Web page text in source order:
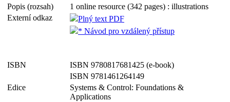
Popis (rozsah)
1 online resource (342 pages) : illustrations
Externí odkaz
Plný text PDF
* Návod pro vzdálený přístup
ISBN
ISBN 9780817681425 (e-book)
ISBN 9781461264149
Edice
Systems & Control: Foundations &
Applications